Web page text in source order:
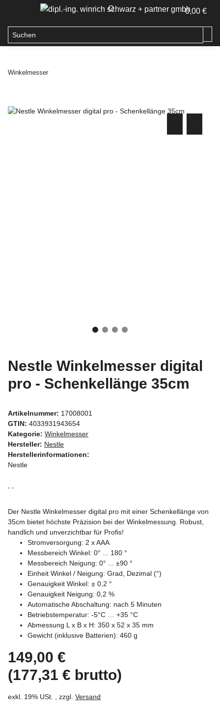
O 0,00 €
Winkelmesser
Nestle Winkelmesser digital
pro - Schenkellänge 35cm
Artikelnummer: 17008001
GTIN: 4033931943654
Kategorie: Winkelmesser
Hersteller: Nestle
Herstellerinformationen:
Nestle
, ,
Der Nestle Winkelmesser digital pro mit einer Schenkellänge von
35cm bietet höchste Präzision bei der Winkelmessung. Robust,
handlich und unverzichtbar für Profis!
Stromversorgung: 2 x AAA
Messbereich Winkel: 0° ... 180 °
Messbereich Neigung: 0° ... ±90 °
Einheit Winkel / Neigung: Grad, Dezimal (°)
Genauigkeit Winkel: ± 0,2 °
Genauigkeit Neigung: 0,2 %
Automatische Abschaltung: nach 5 Minuten
Betriebstemperatur: -5°C … +35 °C
Abmessung L x B x H: 350 x 52 x 35 mm
Gewicht (inklusive Batterien): 460 g
149,00 €
(177,31 € brutto)
exkl. 19% USt. , zzgl. Versand